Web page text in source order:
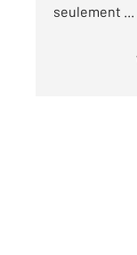
seulement ...